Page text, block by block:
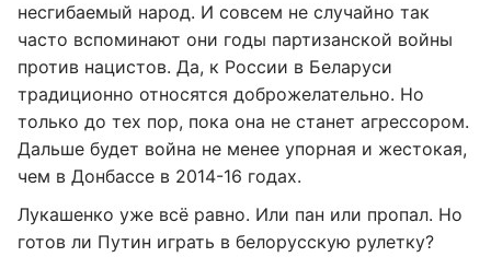
несгибаемый народ. И совсем не случайно так
часто вспоминают они годы партизанской войны
против нацистов. Да, к России в Беларуси
традиционно относятся доброжелательно. Но
только до тех пор, пока она не станет агрессором.
Дальше будет война не менее упорная и жестокая,
чем в Донбассе в 2014-16 годах.
Лукашенко уже всё равно. Или пан или пропал. Но
готов ли Путин играть в белорусскую рулетку?